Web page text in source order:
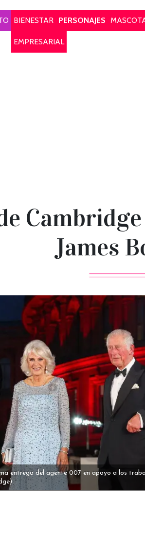
BIENESTAR PERSONAJES
EMPRESARIAL
James
entrega del agente 007 en apoyo a los